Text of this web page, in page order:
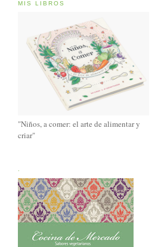
MIS LIBROS
"Niños, a comer: el arte de alimentar y
criar"
.